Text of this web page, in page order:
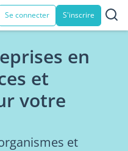
Se connecter S'inscrire
en
et
votre
et